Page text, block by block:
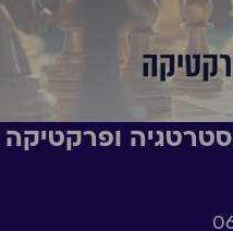
ופרקטיקה